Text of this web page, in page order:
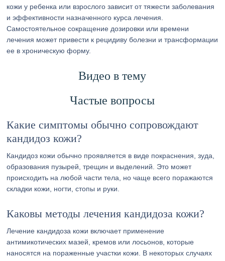
кожи у ребенка или взрослого зависит от тяжести заболевания
и эффективности назначенного курса лечения.
Самостоятельное сокращение дозировки или времени
лечения может привести к рецидиву болезни и трансформации
ее в хроническую форму.
Видео в тему
Частые вопросы
Какие симптомы обычно сопровождают
кандидоз кожи?
Кандидоз кожи обычно проявляется в виде покраснения, зуда,
образования пузырей, трещин и выделений. Это может
происходить на любой части тела, но чаще всего поражаются
складки кожи, ногти, стопы и руки.
Каковы методы лечения кандидоза кожи?
Лечение кандидоза кожи включает применение
антимикотических мазей, кремов или лосьонов, которые
наносятся на пораженные участки кожи. В некоторых случаях